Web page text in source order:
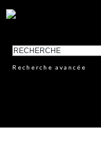
Recherche avancée